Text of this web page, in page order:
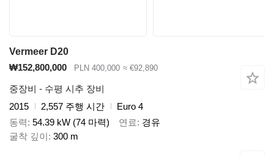
Vermeer D20
₩152,800,000
PLN 400,000 ≈ €92,890
중장비 - 수평 시추 장비
2015
2,557 주행 시간
Euro 4
동력 54.39 kW (74 마력) 연료
경유
굴착 깊이 300 m